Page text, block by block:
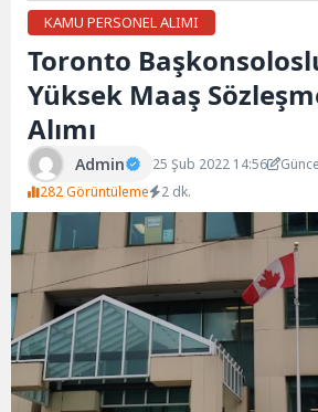
KAMU PERSONEL ALIMI
Toronto
Yüksek Maaş
Alımı
Admin 25 Şub 2022 14:56
282 Görüntüleme
2 dk.